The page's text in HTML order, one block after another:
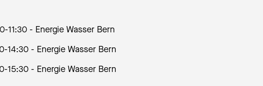
11:30 - Energie Wasser Bern
14:30 - Energie Wasser Bern
15:30 - Energie Wasser Bern